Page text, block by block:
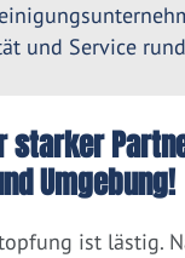
und Service
starker
Umgebung!
ist lästig.